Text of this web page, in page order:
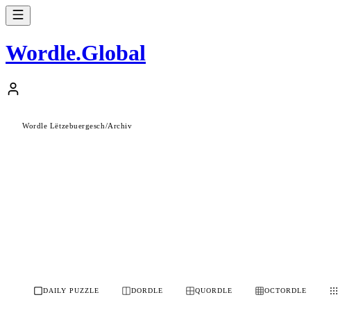
Wordle.Global
Wordle Lëtzebuergesch/Archiv
DAILY PUZZLE DORDLE QUORDLE OCTORDLE